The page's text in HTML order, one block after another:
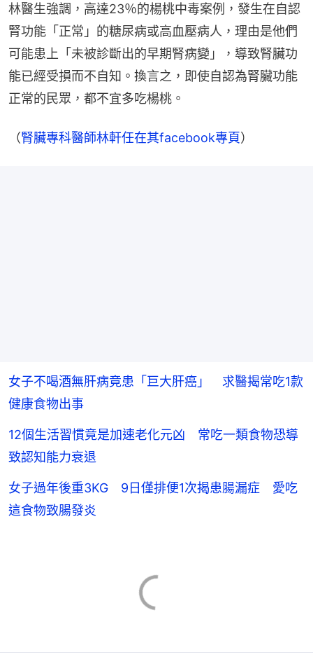
林醫生強調，高達23％的楊桃中毒案例，發生在自認
腎功能「正常」的糖尿病或高血壓病人，理由是他們
可能患上「未被診斷出的早期腎病變」，導致腎臟功
能已經受損而不自知。換言之，即使自認為腎臟功能
正常的民眾，都不宜多吃楊桃。
（腎臟專科醫師林軒任在其facebook專頁）
女子不喝酒無肝病竟患「巨大肝癌」 求醫揭常吃1款
健康食物出事
12個生活習慣竟是加速老化元凶 常吃一類食物恐導
致認知能力衰退
女子過年後重3KG 9日僅排便1次揭患腸漏症 愛吃
這食物致腸發炎